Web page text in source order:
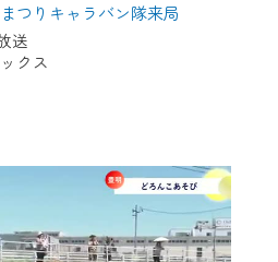
つりキャラバン隊来局
送
クス